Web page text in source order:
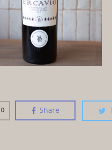
0 Share